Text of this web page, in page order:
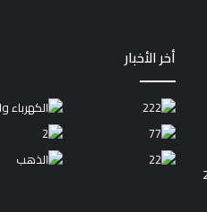
أخر الأخبار